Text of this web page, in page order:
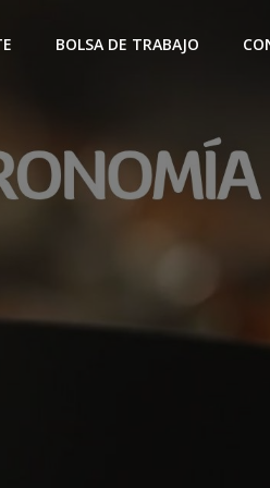
BOLSA DE TRABAJO